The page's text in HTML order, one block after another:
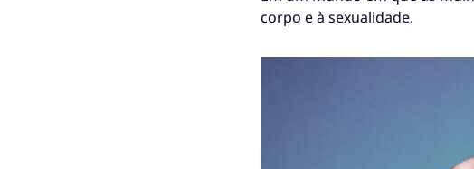
corpo e à sexualidade.